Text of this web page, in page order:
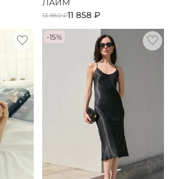
ЛАЙМ
13 950 ₽11 858 ₽
-15%